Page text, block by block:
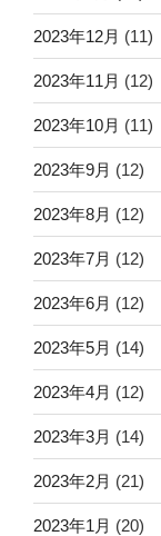
2023年12月 (11)
2023年11月 (12)
2023年10月 (11)
2023年9月 (12)
2023年8月 (12)
2023年7月 (12)
2023年6月 (12)
2023年5月 (14)
2023年4月 (12)
2023年3月 (14)
2023年2月 (21)
2023年1月 (20)